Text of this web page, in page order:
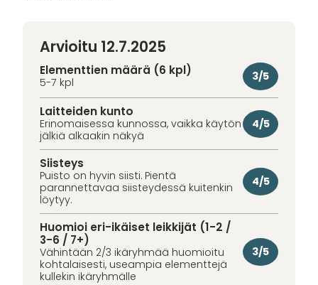
Arvioitu 12.7.2025
Elementtien määrä (6 kpl)
5-7 kpl 3/5
Laitteiden kunto
Erinomaisessa kunnossa, vaikka käytön
jälkiä alkaakin näkyä
4/5
Siisteys
Puisto on hyvin siisti. Pientä
parannettavaa siisteydessä kuitenkin
löytyy.
4/5
Huomioi eri-ikäiset leikkijät (1-2 /
3-6 / 7+)
Vähintään 2/3 ikäryhmää huomioitu
kohtalaisesti, useampia elementtejä
kullekin ikäryhmälle
3/5